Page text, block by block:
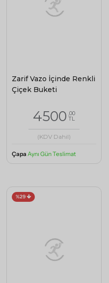
Zarif Vazo İçinde Renkli
Çiçek Buketi
4500 ,00
TL
(KDV Dahil)
Çapa Aynı Gün Teslimat
%29